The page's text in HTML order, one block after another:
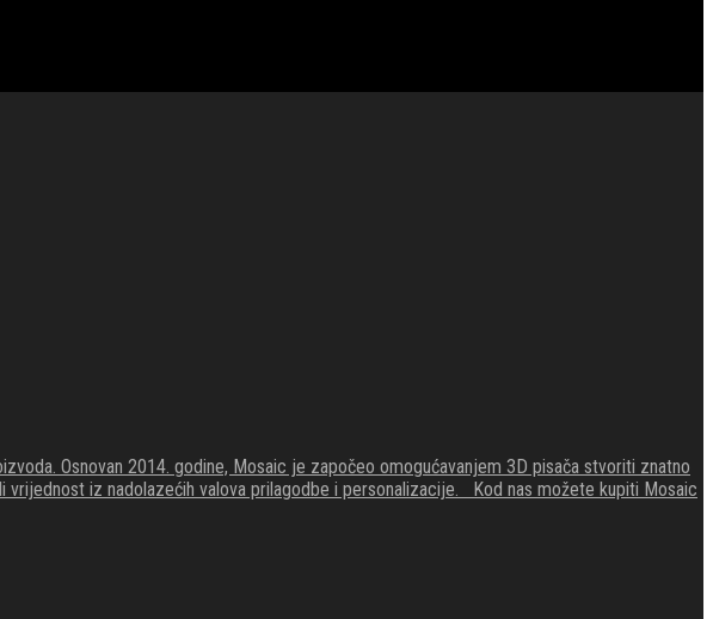
Osnovan 2014. godine, Mosaic je započeo omogućavanjem 3D pisača stvoriti znatno
iz nadolazećih valova prilagodbe i personalizacije. Kod nas možete kupiti Mosaic